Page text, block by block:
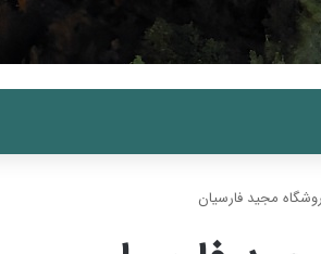
مجید فارسیان